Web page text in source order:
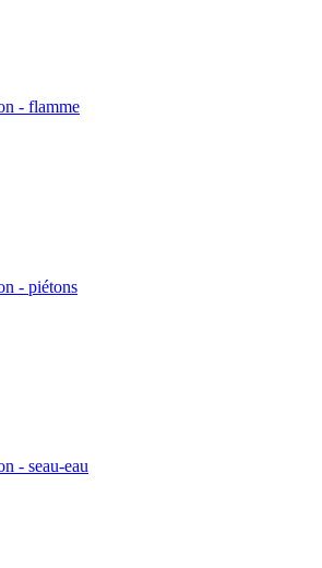
- flamme
- piétons
- seau-eau